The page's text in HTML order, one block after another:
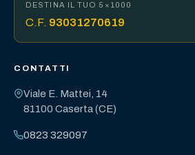
DESTINA IL TUO 5×1000
C.F. 93031270619
CONTATTI
Viale E. Mattei, 14
81100 Caserta (CE)
0823 329097